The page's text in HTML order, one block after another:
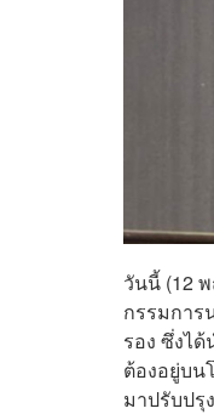
วันนี้ (12
กรรมการ
รอง ซึ่งไ
ต้องอยู่บน
มาปรับปรุง